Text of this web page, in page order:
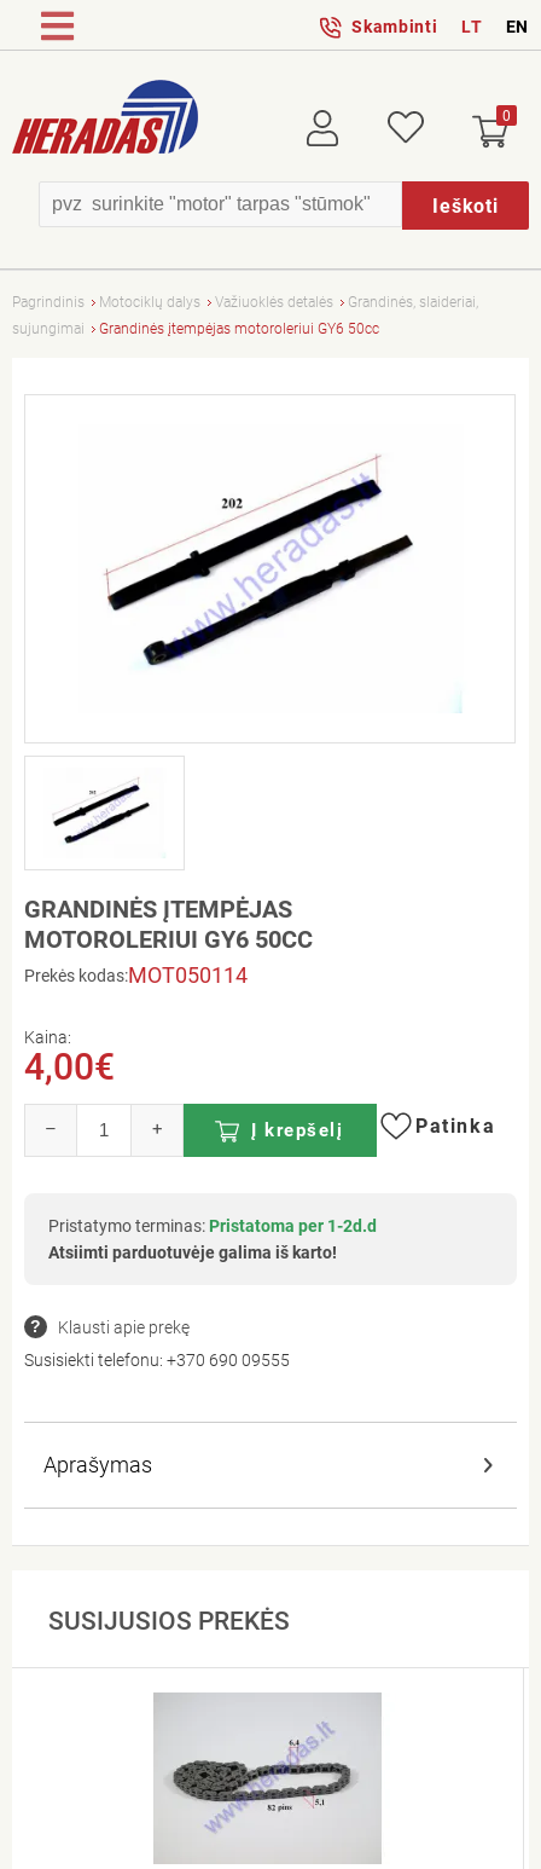
Skambinti LT EN
Ieškoti
Prisijungti Patikusios 0
Pagrindinis Motociklų dalys Važiuoklės detalės
Grandinės, slaideriai,
sujungimai
Grandinės įtempėjas motoroleriui GY6 50cc
GRANDINĖS ĮTEMPĖJAS
MOTOROLERIUI GY6 50CC
Prekės kodas:MOT050114
Kaina:
4,00€
– + Į krepšelį Patinka
Pristatymo terminas: Pristatoma per 1-2d.d
Atsiimti parduotuvėje galima iš karto!
Klausti apie prekę
Susisiekti telefonu: +370 690 09555
Aprašymas
SUSIJUSIOS PREKĖS